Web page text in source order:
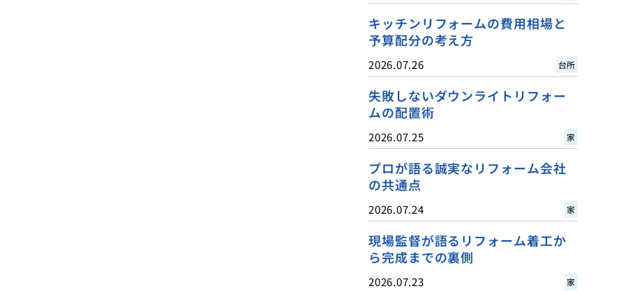
キッチンリフォームの費用相場と
予算配分の考え方
2026.07.26 台所
失敗しないダウンライトリフォー
ムの配置術
2026.07.25 家
プロが語る誠実なリフォーム会社
の共通点
2026.07.24 家
現場監督が語るリフォーム着工か
ら完成までの裏側
2026.07.23 家